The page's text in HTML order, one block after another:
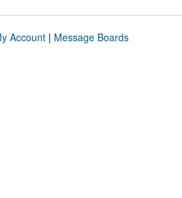
Account| Message Boards